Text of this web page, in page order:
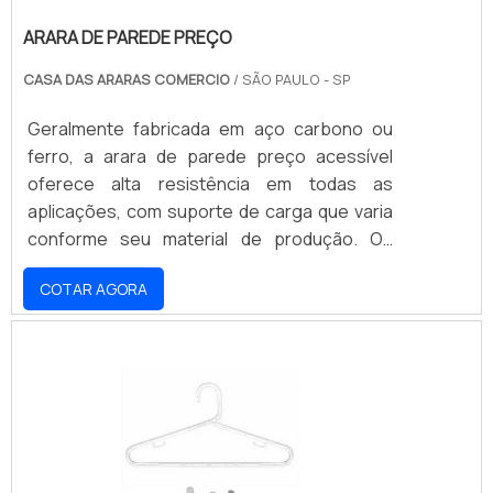
ARARA DE PAREDE PREÇO
CASA DAS ARARAS COMERCIO / SÃO PAULO - SP
Geralmente fabricada em aço carbono ou
ferro, a arara de parede preço acessível
oferece alta resistência em todas as
aplicações, com suporte de carga que varia
conforme seu material de produção. Os
modelos de aço, por exemplo, são capazes
de garantir um peso aproximado de 15kg,
enquanto as peças fabricadas em ferro,
modelos, as vantagens principais são o seu
baixo custo e facilidade de instalação, que
não demanda nen.
COTAR AGORA